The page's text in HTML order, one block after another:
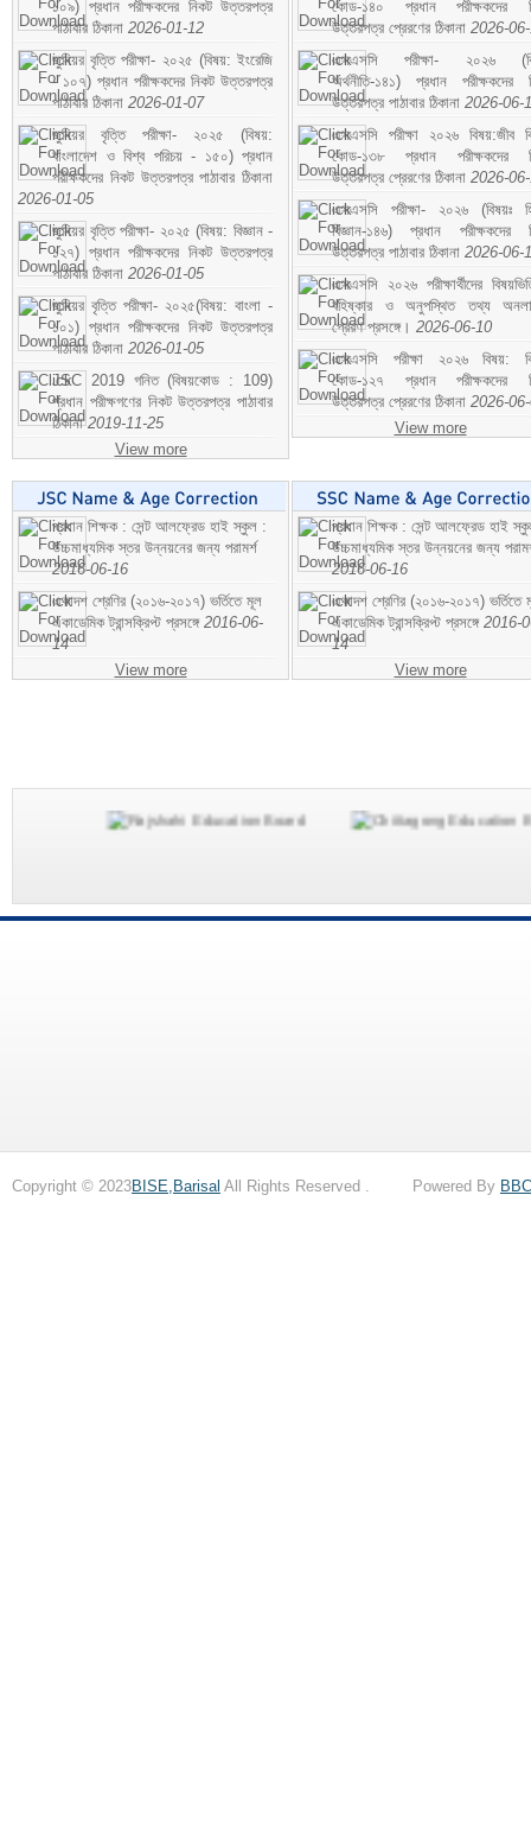
১০৯) প্রধান পরীক্ষকদের নিকট উত্তরপত্র
পাঠাবার ঠিকানা 2026-01-12
জুনিয়র বৃত্তি পরীক্ষা- ২০২৫ (বিষয়: ইংরেজি
- ১০৭) প্রধান পরীক্ষকদের নিকট উত্তরপত্র
পাঠাবার ঠিকানা 2026-01-07
জুনিয়র বৃত্তি পরীক্ষা- ২০২৫ (বিষয়:
বাংলাদেশ ও বিশ্ব পরিচয় - ১৫০) প্রধান
পরীক্ষকদের নিকট উত্তরপত্র পাঠাবার ঠিকানা
2026-01-05
জুনিয়র বৃত্তি পরীক্ষা- ২০২৫ (বিষয়: বিজ্ঞান -
১২৭) প্রধান পরীক্ষকদের নিকট উত্তরপত্র
পাঠাবার ঠিকানা 2026-01-05
জুনিয়র বৃত্তি পরীক্ষা- ২০২৫(বিষয়: বাংলা -
১০১) প্রধান পরীক্ষকদের নিকট উত্তরপত্র
পাঠাবার ঠিকানা 2026-01-05
JSC 2019 গনিত (বিষয়কোড : 109)
প্রধান পরীক্ষগণের নিকট উত্তরপত্র পাঠাবার
ঠিকানা2019-11-25
View more
কোড-১৪০ প্রধান পরীক্ষকদের
উত্তরপত্র প্রেরণের ঠিকানা 2026-
এসএসসি পরীক্ষা- ২০২৬
অর্থনীতি-১৪১) প্রধান পরীক্ষকদের
উত্তরপত্র পাঠাবার ঠিকানা 2026-06-
এসএসসি পরীক্ষা ২০২৬ বিষয়:জীব
কোড-১৩৮ প্রধান পরীক্ষকদের
উত্তরপত্র প্রেরণের ঠিকানা 2026-
এসএসসি পরীক্ষা- ২০২৬ (বিষয়ঃ
বিজ্ঞান-১৪৬) প্রধান পরীক্ষকদের
উত্তরপত্র পাঠাবার ঠিকানা 2026-06-
এসএসসি ২০২৬ পরীক্ষার্থীদের
বহিষ্কার ও অনুপস্থিত তথ্য
প্রেরণ প্রসঙ্গে। 2026-06-10
এসএসসি পরীক্ষা ২০২৬ বিষয়:
কোড-১২৭ প্রধান পরীক্ষকদের
উত্তরপত্র প্রেরণের ঠিকানা 2026-
View more
প্রধান শিক্ষক : সেন্ট আলফ্রেড হাই স্কুল :
উচ্চমাধ্যমিক স্তর উন্নয়নের জন্য পরামর্শ
2016-06-16
একাদশ শ্রেণির (২০১৬-২০১৭) ভর্তিতে মূল
একাডেমিক ট্রান্সক্রিপ্ট প্রসঙ্গে 2016-06-
14
View more
প্রধান শিক্ষক : সেন্ট আলফ্রেড হাই
উচ্চমাধ্যমিক স্তর উন্নয়নের জন্য
2016-06-16
একাদশ শ্রেণির (২০১৬-২০১৭) ভর্তিতে
একাডেমিক ট্রান্সক্রিপ্ট প্রসঙ্গে 2016-
14
View more
Copyright © 2023BISE,Barisal All Rights Reserved . Powered By